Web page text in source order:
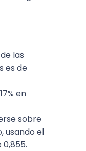
las
es de
en
sobre
usando el